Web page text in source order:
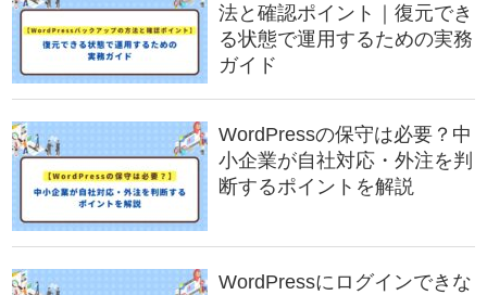
法と確認ポイント｜復元でき
る状態で運用するための実務
ガイド
WordPressの保守は必要？中
小企業が自社対応・外注を判
断するポイントを解説
WordPressにログインできな